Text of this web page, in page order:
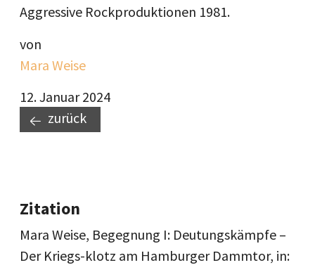
Aggressive Rockproduktionen 1981.
von
Mara Weise
12. Januar 2024
zurück
Zitation
Mara Weise, Begegnung I: Deutungskämpfe –
Der Kriegs-klotz am Hamburger Dammtor, in: